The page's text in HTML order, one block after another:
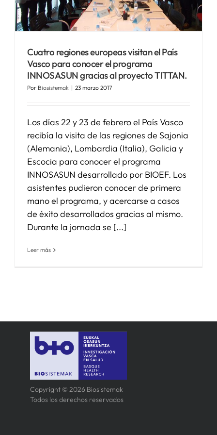
SERVICIOS
APOYO I+D+I
NOTICIAS
Cuatro regiones europeas visitan el País
Vasco para conocer el programa
INNOSASUN gracias al proyecto TITTAN.
Por Biosistemak | 23 marzo 2017
Los días 22 y 23 de febrero el País Vasco
recibía la visita de las regiones de Sajonia
(Alemania), Lombardia (Italia), Galicia y
Escocia para conocer el programa
INNOSASUN desarrollado por BIOEF. Los
asistentes pudieron conocer de primera
mano el programa, y acercarse a casos
de éxito desarrollados gracias al mismo.
Durante la jornada se [...]
Leer más
Copyright © 2026 Biosistemak
Todos los derechos reservados